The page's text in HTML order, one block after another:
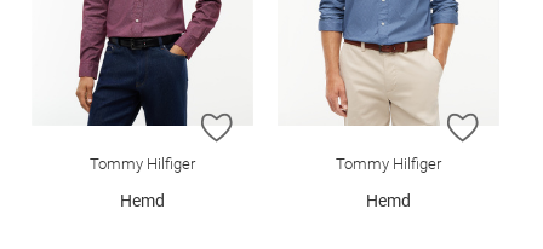
ZUR WUNSCHLISTE HINZUFÜGEN
Tommy Hilfiger
Hemd
ZUR
Tommy Hilfiger
Hemd